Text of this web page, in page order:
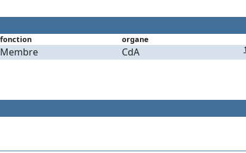
fonction organe
Membre CdA